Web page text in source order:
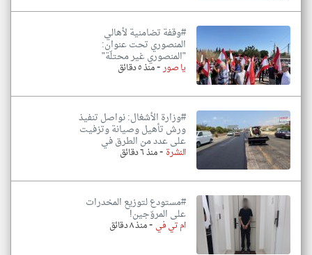
#وقفة تضامنية لأهالي
المنصوري تحت عنوان:
"المنصوري غير محتلّة"
يا صور-منذ ٥ دقائق
#وزارة الأشغال: نواصل تنفيذ
ورش تأهيل وصيانة وتزفيت
على عدد من الطرق في
النشرة -منذ ٦ دقائق
#مستودع لتوزيع المخدرات
على المروّجين!
ام تي في-منذ ٨ دقائق